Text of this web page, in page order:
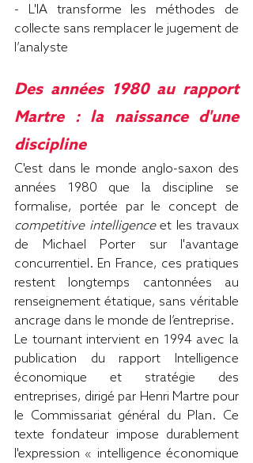
- L'IA transforme les méthodes de
collecte sans remplacer le jugement de
l’analyste
Des années 1980 au rapport
Martre : la naissance d'une
discipline
C'est dans le monde anglo-saxon des
années 1980 que la discipline se
competitive intelligence et les travaux
de Michael Porter sur l'avantage
concurrentiel. En France, ces pratiques
restent longtemps cantonnées au
renseignement étatique, sans véritable
ancrage dans le monde de l’entreprise.
Le tournant intervient en 1994 avec la
publication du rapport Intelligence
économique et stratégie des
entreprises, dirigé par Henri Martre pour
le Commissariat général du Plan. Ce
texte fondateur impose durablement
l'expression « intelligence économique